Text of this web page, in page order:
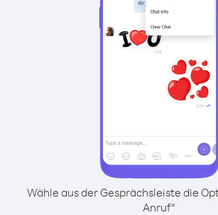
Wähle aus der Gesprächsleiste die
Anruf“